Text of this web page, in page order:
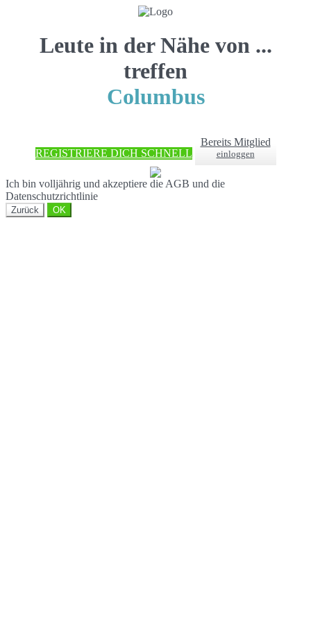
Leute in der Nähe von ...
treffen
Columbus
REGISTRIERE DICH SCHNELL
Bereits Mitglied
einloggen
Ich bin volljährig und akzeptiere die AGB und die
Datenschutzrichtlinie
Zurück OK